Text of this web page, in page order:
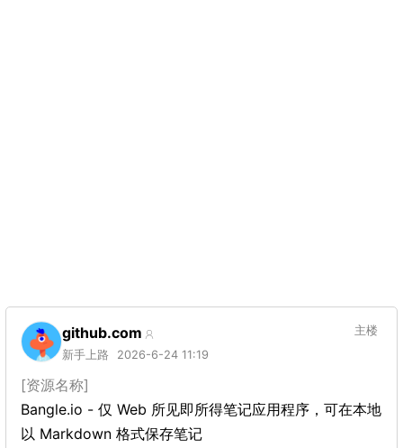
github.com
新手上路 2026-6-24 11:19
主楼
[资源名称]
Bangle.io - 仅 Web 所见即所得笔记应用程序，可在本地
以 Markdown 格式保存笔记